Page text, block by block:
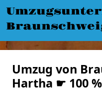
Umzug von
Hartha ☛ 100